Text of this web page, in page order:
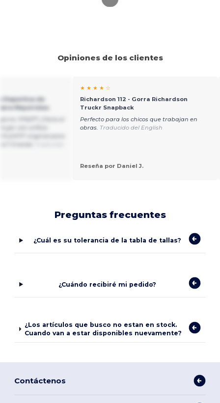
Opiniones de los clientes
Deportiva de
Mayoristas
★ ★ ★ ★ ☆
Richardson 112 - Gorra Richardson
Truckr Snapback
Perfecto para los chicos que trabajan en
obras. Traducido del English
Reseña por Daniel J.
Preguntas frecuentes
¿Cuál es su tolerancia de la tabla de tallas?
¿Cuándo recibiré mi pedido?
¿Los artículos que busco no estan en stock.
Cuando van a estar disponibles nuevamente?
Contáctenos